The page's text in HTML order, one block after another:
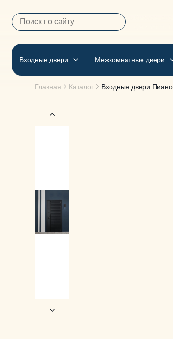
Входные двери Межкомнатные двери
Главная Каталог Входные двери Пиано